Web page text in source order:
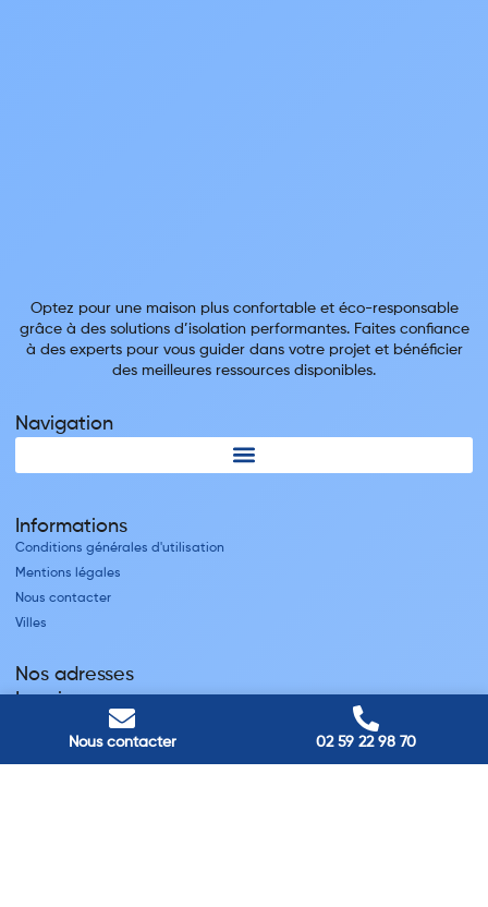
Nous contacter 02 59 22 98 70
Optez pour une maison plus confortable et éco-responsable
grâce à des solutions d’isolation performantes. Faites confiance
à des experts pour vous guider dans votre projet et bénéficier
des meilleures ressources disponibles.
Navigation
Informations
Conditions générales d'utilisation
Mentions légales
Nous contacter
Villes
Nos adresses
Louviers
45 avenue Winston Churchill, Louviers, France
Pont-Audemer
9 Rue du Président Georges Pompidou, Pont-Audemer, France